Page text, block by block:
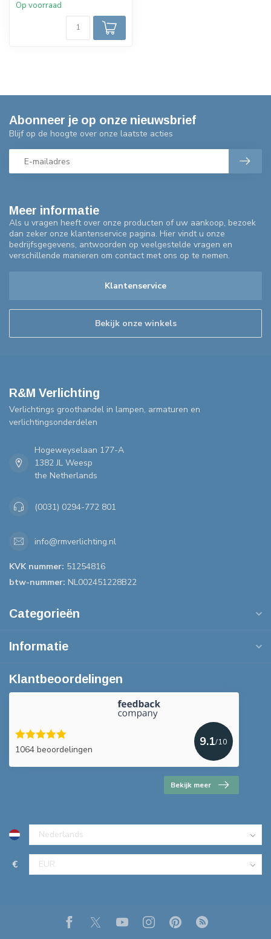
Op voorraad
Meer informatie
Als u vragen heeft over onze producten of uw aankoop, bezoek
dan zeker onze klantenservice pagina. Hier vindt u onze
bedrijfsgegevens, antwoorden op veelgestelde vragen en
verschillende manieren om contact met ons op te nemen.
Klantenservice
Bekijk onze winkels
Abonneer je op onze nieuwsbrief
Blijf op de hoogte over onze laatste acties
R&M Verlichting
Verlichtings groothandel in lampen, armaturen en
verlichtingsonderdelen
Hogeweyselaan 177-A
1382 JL Weesp
the Netherlands
(0031) 0294-772 801
info@rmverlichting.nl
KVK nummer: 51254816
btw-nummer: NL002451228B22
Categorieën
Informatie
Klantbeoordelingen
1064 beoordelingen
9.1/10
Bekijk meer
€